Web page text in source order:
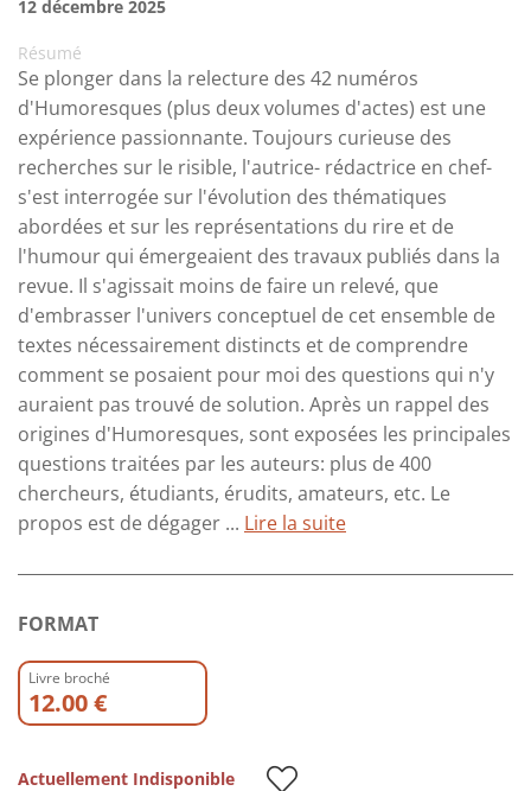
12 décembre 2025
Résumé
Se plonger dans la relecture des 42 numéros
d'Humoresques (plus deux volumes d'actes) est une
expérience passionnante. Toujours curieuse des
recherches sur le risible, l'autrice- rédactrice en chef-
s'est interrogée sur l'évolution des thématiques
abordées et sur les représentations du rire et de
l'humour qui émergeaient des travaux publiés dans la
revue. Il s'agissait moins de faire un relevé, que
d'embrasser l'univers conceptuel de cet ensemble de
textes nécessairement distincts et de comprendre
comment se posaient pour moi des questions qui n'y
auraient pas trouvé de solution. Après un rappel des
origines d'Humoresques, sont exposées les principales
questions traitées par les auteurs: plus de 400
chercheurs, étudiants, érudits, amateurs, etc. Le
propos est de dégager ... Lire la suite
FORMAT
Livre broché
12.00 €
Actuellement Indisponible